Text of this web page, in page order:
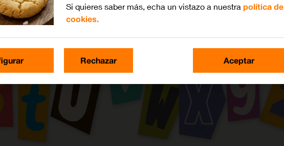
Si quieres saber más, echa un vistazo a nuestra política de
cookies.
Rechazar Aceptar